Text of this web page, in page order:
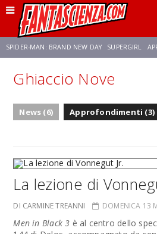
SPIDER-MAN: BRAND NEW DAY SUPERGIRL
FRANCO RICCIARDIELLO ZENDAYA
Ghiaccio Nove
News (6) Approfondimenti (3)
La lezione di
DI CARMINE TREANNI DOMENICA 13
Men in Black 3 è al centro dello